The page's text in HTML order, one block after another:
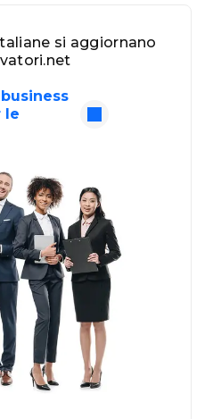
si aggiornano
le